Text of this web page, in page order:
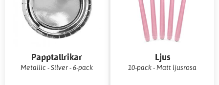
Papptallrikar
Metallic - Silver - 6-pack
Ljus
10-pack - Matt ljusrosa